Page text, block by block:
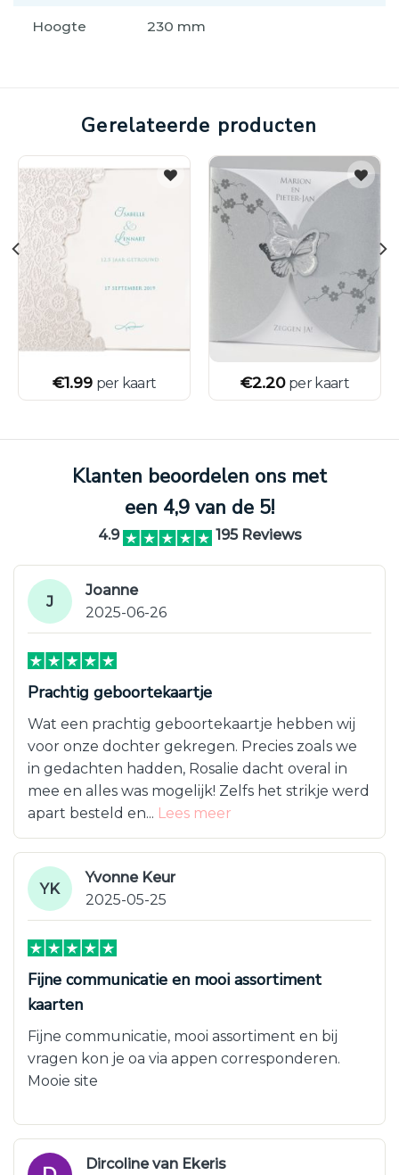
Hoogte 230 mm
Gerelateerde producten
€1.99 per kaart €2.20 per kaart
Klanten beoordelen ons met
een 4,9 van de 5!
4.9 195 Reviews
J
Joanne
2025-06-26
Prachtig geboortekaartje
Wat een prachtig geboortekaartje hebben wij
voor onze dochter gekregen. Precies zoals we
in gedachten hadden, Rosalie dacht overal in
mee en alles was mogelijk! Zelfs het strikje werd
apart besteld en... Lees meer
YK
Yvonne Keur
2025-05-25
Fijne communicatie en mooi assortiment
kaarten
Fijne communicatie, mooi assortiment en bij
vragen kon je oa via appen corresponderen.
Mooie site
Dircoline van Ekeris